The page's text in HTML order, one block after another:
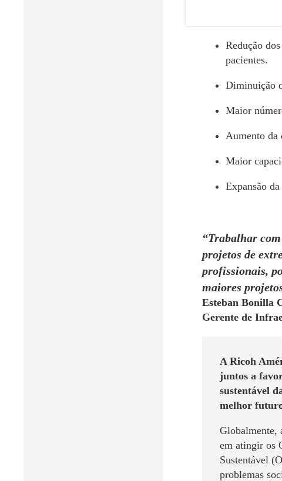
O
Redução
pacientes.
Diminuição
Maior
Aumento da
Maior
Expansão
“Trabalhar
projetos de
profissionais,
maiores
Esteban Bonilla
Gerente de
A Ricoh
juntos a
sustentável
melhor
Globalmente,
em atingir os
Sustentável
problemas